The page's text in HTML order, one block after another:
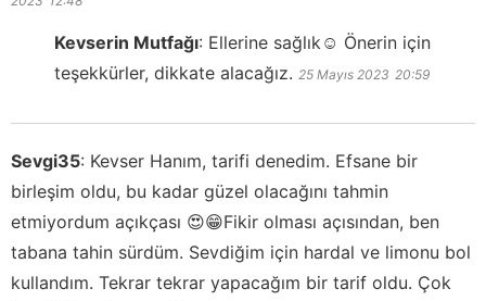
Kevserin Mutfağı: Ellerine sağlık☺️ Önerin için
teşekkürler, dikkate alacağız. 25 Mayıs 2023 20:59
Sevgi35: Kevser Hanım, tarifi denedim. Efsane bir
birleşim oldu, bu kadar güzel olacağını tahmin
etmiyordum açıkçası 😍😁Fikir olması açısından, ben
tabana tahin sürdüm. Sevdiğim için hardal ve limonu bol
kullandım. Tekrar tekrar yapacağım bir tarif oldu. Çok